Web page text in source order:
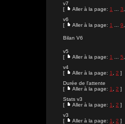
v7
[
Aller à la page: 1 3
v6
[
Aller à la page: 1 9
Bilan V6
v5
[
Aller à la page: 1 5
v4
[
Aller à la page: 1 2 ]
Durée de l'attente
[
Aller à la page: 1 2 ]
Stats v3
[
Aller à la page: 1 2 ]
v3
[
Aller à la page: 1 2 ]